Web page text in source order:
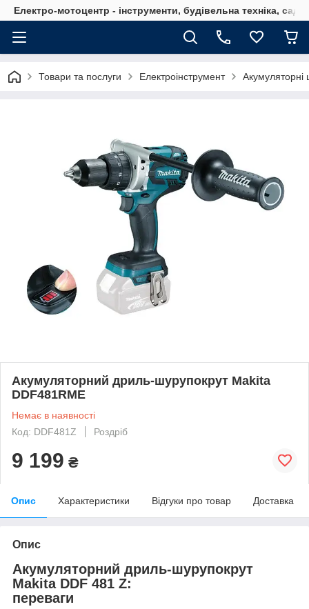
Електро-мотоцентр - інструменти, будівельна техніка,
Товари та послуги Електроінструмент Акумуляторні
Акумуляторний дриль-шурупокрут Makita
DDF481RME
Немає в наявності
Код: DDF481Z
Роздріб
9 199 ₴
Опис Характеристики Відгуки про товар Доставка
Опис
Акумуляторний дриль-шурупокрут
Makita DDF 481 Z:
переваги